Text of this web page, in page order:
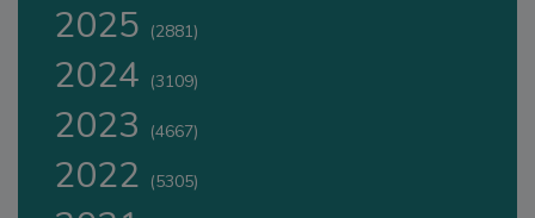
2025 (2881)
2024 (3109)
2023 (4667)
2022 (5305)